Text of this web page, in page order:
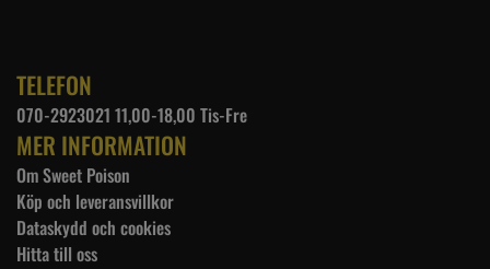
TELEFON
070-2923021 11,00-18,00 Tis-Fre
MER INFORMATION
Om Sweet Poison
Köp och leveransvillkor
Dataskydd och cookies
Hitta till oss